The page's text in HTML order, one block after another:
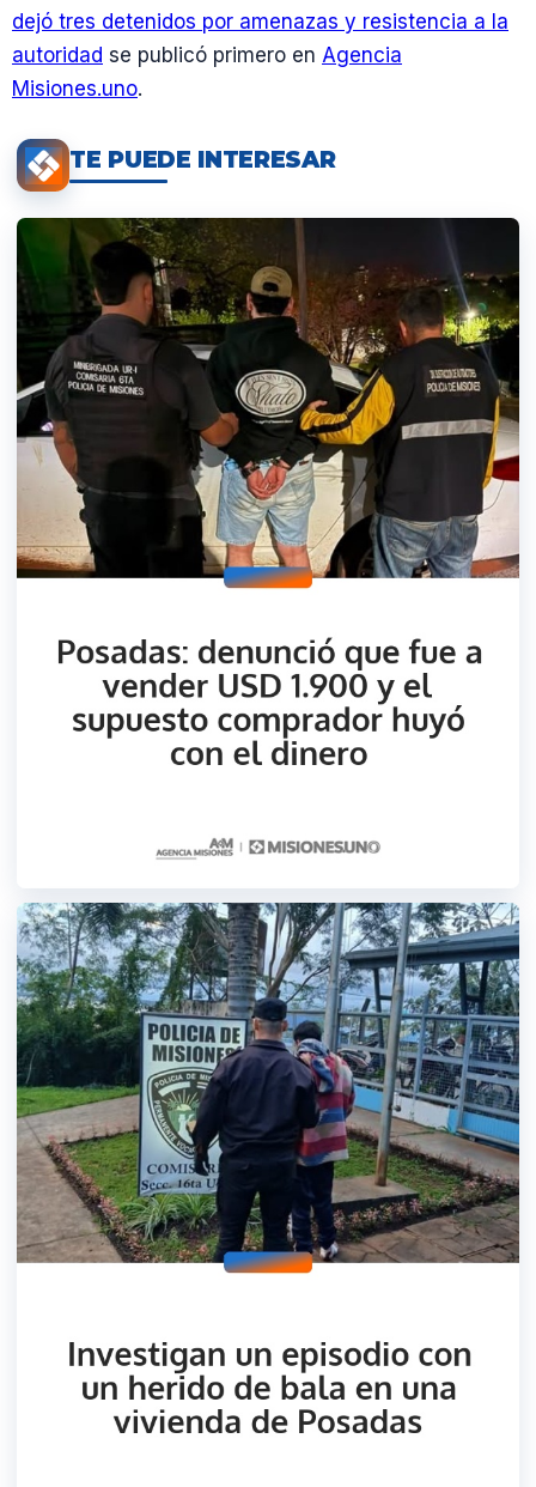
dejó tres detenidos por amenazas y resistencia a la
autoridad se publicó primero en Agencia
Misiones.uno.
TE PUEDE INTERESAR